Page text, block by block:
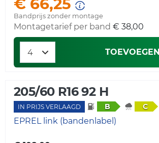
Bandprijs zonder montage
Montagetarief per band € 38,00
TOEVOEGEN
205/60 R16 92 H
IN PRIJS VERLAAGD B C
EPREL link (bandenlabel)